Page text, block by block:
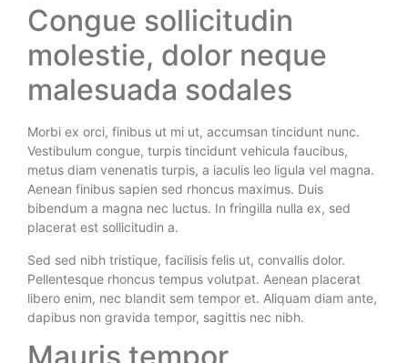
Congue sollicitudin
molestie, dolor neque
malesuada sodales
Morbi ex orci, finibus ut mi ut, accumsan tincidunt nunc.
Vestibulum congue, turpis tincidunt vehicula faucibus,
metus diam venenatis turpis, a iaculis leo ligula vel magna.
Aenean finibus sapien sed rhoncus maximus. Duis
bibendum a magna nec luctus. In fringilla nulla ex, sed
placerat est sollicitudin a.
Sed sed nibh tristique, facilisis felis ut, convallis dolor.
Pellentesque rhoncus tempus volutpat. Aenean placerat
libero enim, nec blandit sem tempor et. Aliquam diam ante,
dapibus non gravida tempor, sagittis nec nibh.